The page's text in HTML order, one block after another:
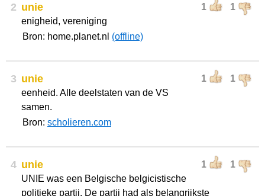
2 1 1
unie
enigheid, vereniging
Bron: home.planet.nl (offline)
3 1 1
unie
eenheid. Alle deelstaten van de VS
samen.
Bron: scholieren.com
4 1 1
unie
UNIE was een Belgische belgicistische
politieke partij. De partij had als belangrijkste